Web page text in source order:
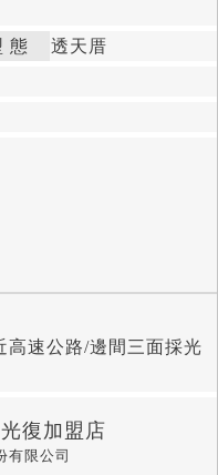
態 透天厝
高速公路/邊間三面採光
復加盟店
有限公司